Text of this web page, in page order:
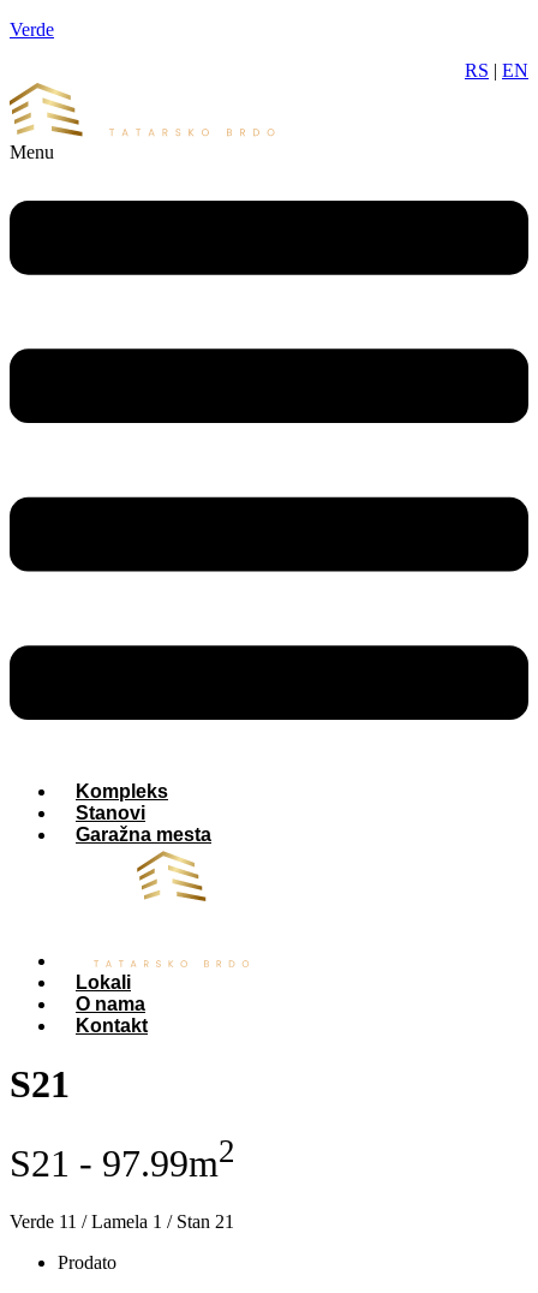
Verde
RS | EN
Menu
Kompleks
Stanovi
Garažna mesta
Lokali
O nama
Kontakt
S21
S21 - 97.99m2
Verde 11 / Lamela 1 / Stan 21
Prodato